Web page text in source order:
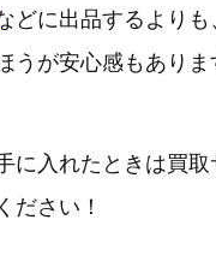
どに出品するよりも
うが安心感もありま
に入れたときは買
ださい！